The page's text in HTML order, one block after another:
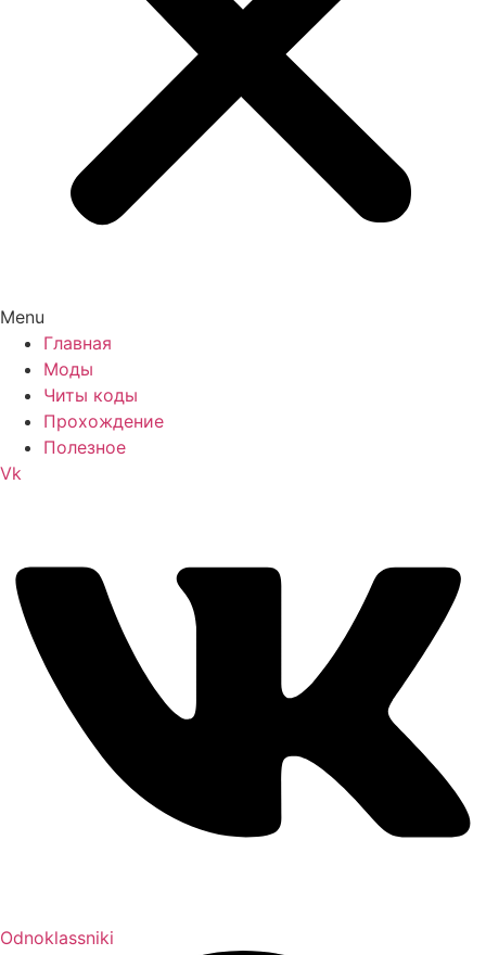
Menu
Главная
Моды
Читы коды
Прохождение
Полезное
Vk
Odnoklassniki